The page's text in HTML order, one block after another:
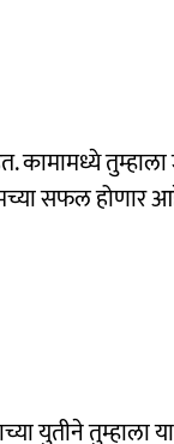
सफल होणार
युतीने तुम्हाला